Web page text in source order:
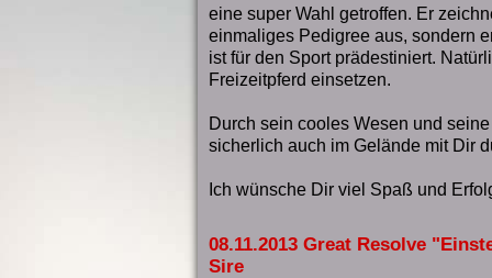
eine super Wahl getroffen. Er
einmaliges Pedigree aus, sondern
ist für den Sport prädestiniert.
Freizeitpferd einsetzen.
Durch sein cooles Wesen und
sicherlich auch im Gelände mit Dir
Ich wünsche Dir viel Spaß und
08.11.2013 Great Resolve
Sire